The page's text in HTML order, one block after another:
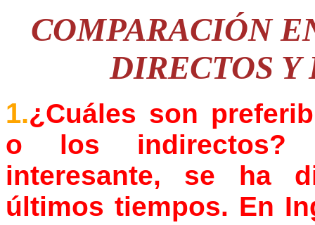
COMPARACIÓN
DIRECTOS Y
1.¿Cuáles son
o los indirectos?
interesante, se ha
últimos tiempos. En